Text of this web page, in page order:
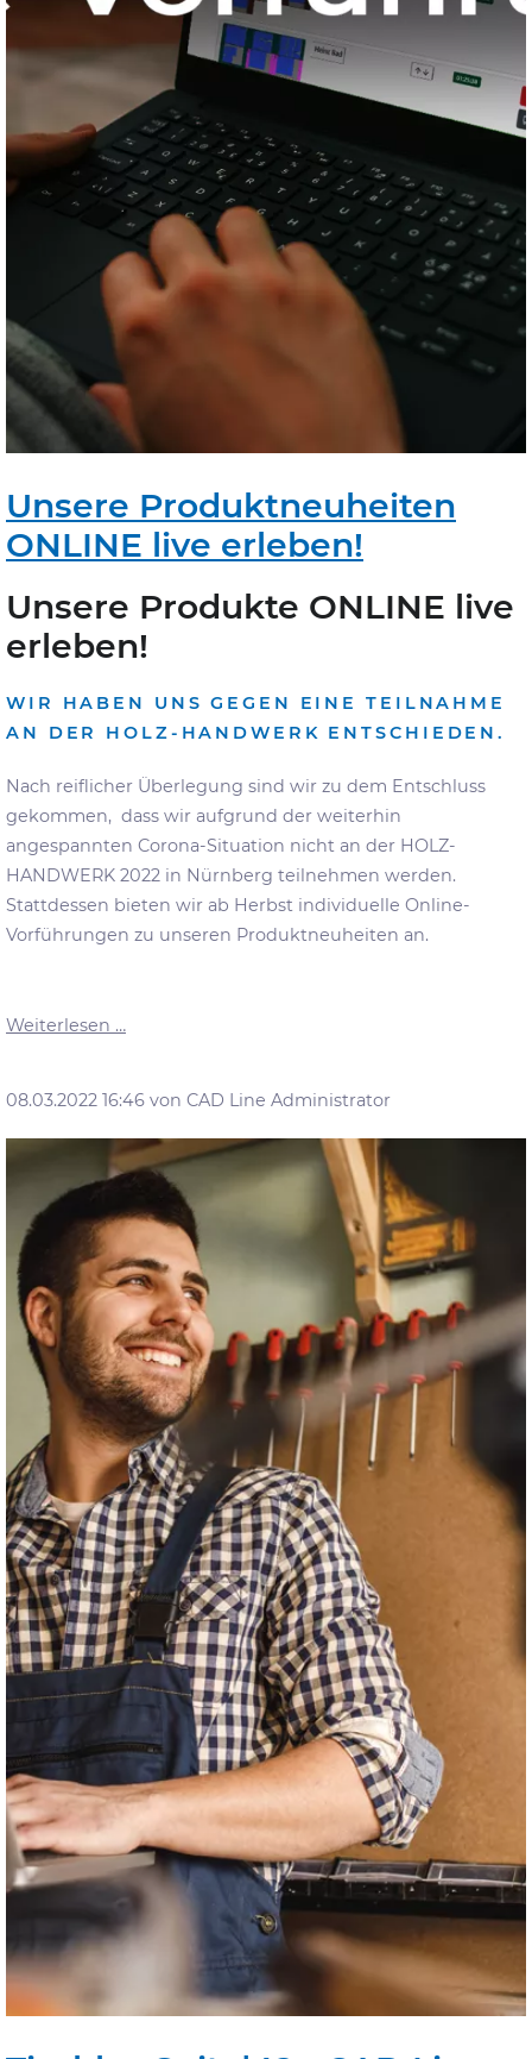
Unsere Produktneuheiten
ONLINE live erleben!
Unsere Produkte ONLINE live
erleben!
WIR HABEN UNS GEGEN EINE TEILNAHME
AN DER HOLZ-HANDWERK ENTSCHIEDEN.
Nach reiflicher Überlegung sind wir zu dem Entschluss
gekommen, dass wir aufgrund der weiterhin
angespannten Corona-Situation nicht an der HOLZ-
HANDWERK 2022 in Nürnberg teilnehmen werden.
Stattdessen bieten wir ab Herbst individuelle Online-
Vorführungen zu unseren Produktneuheiten an.
Weiterlesen …Unsere
live
erleben!
08.03.2022 16:46 von CAD Line Administrator